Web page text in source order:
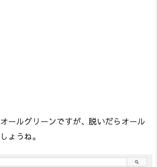
ールグリーンですが、脱いだらオール
ょうね。